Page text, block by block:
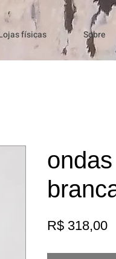
físicas Sobre
R$ 318,00